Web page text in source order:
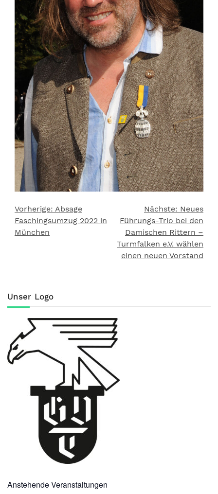
Beitragsnavigation
Vorherige: Absage
Faschingsumzug 2022 in
München
Nächste: Neues
Führungs-Trio bei den
Damischen Rittern –
Turmfalken e.V. wählen
einen neuen Vorstand
Unser Logo
Anstehende Veranstaltungen